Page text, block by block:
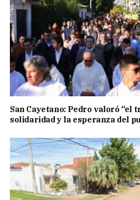
San Cayetano: Pedro valoró “el
solidaridad y la esperanza del